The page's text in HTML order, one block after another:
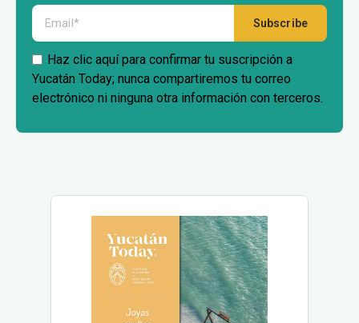
Haz clic aquí para confirmar tu suscripción a
Yucatán Today; nunca compartiremos tu correo
electrónico ni ninguna otra información con terceros.